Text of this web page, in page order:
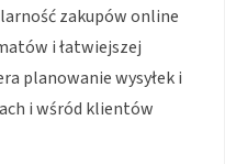
zakupów online
i łatwiejszej
planowanie wysyłek i
i wśród klientów